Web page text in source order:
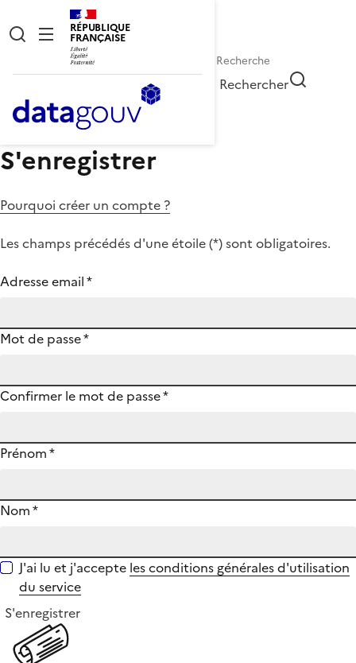
RÉPUBLIQUE
FRANÇAISE
Rechercher
S'enregistrer
Pourquoi créer un compte ?
Les champs précédés d'une étoile (*) sont obligatoires.
Adresse email*
Mot de passe*
Confirmer le mot de passe*
Prénom*
Nom*
J'ai lu et j'accepte les conditions générales d'utilisation
du service
S'enregistrer